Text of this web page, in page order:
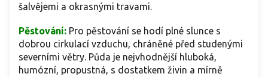
šalvějemi a okrasnými travami.
Pěstování: Pro pěstování se hodí plné slunce s
dobrou cirkulací vzduchu, chráněné před studenými
severními větry. Půda je nejvhodnější hluboká,
humózní, propustná, s dostatkem živin a mírně